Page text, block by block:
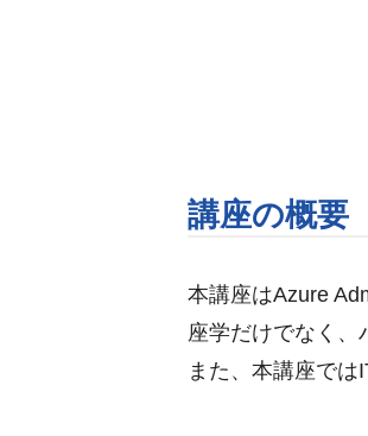
講座の概要
本講座はAzure
座学だけでなく、
また、本講座で